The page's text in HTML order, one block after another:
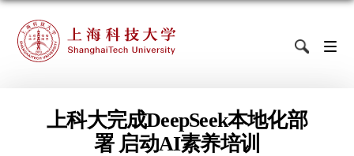
上科大完成DeepSeek本地化部
署 启动AI素养培训